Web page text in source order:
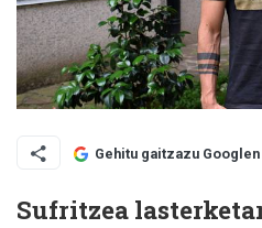
Gehitu gaitzazu Googlen
Sufritzea